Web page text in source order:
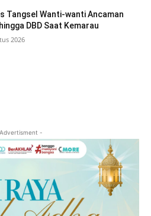
Tangsel Wanti-wanti Ancaman
hingga DBD Saat Kemarau
2026
-